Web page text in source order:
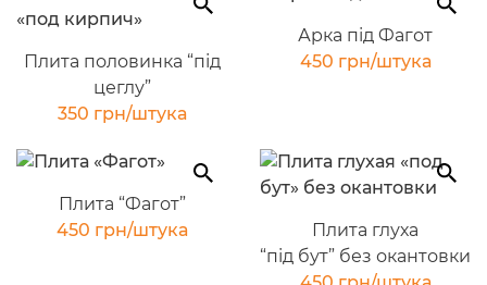
Плита половинка “під
цеглу”
350 грн/штука
Арка під Фагот
450 грн/штука
Плита “Фагот”
450 грн/штука
Плита глуха
“під бут” без окантовки